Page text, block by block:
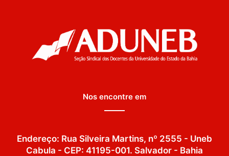
Nos encontre em
Endereço: Rua Silveira Martins, nº 2555 - Uneb
Cabula - CEP: 41195-001. Salvador - Bahia